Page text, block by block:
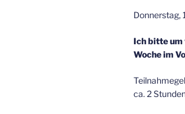
Donnerstag,
Ich bitte um
Woche im
ca. 2